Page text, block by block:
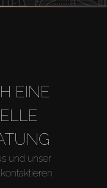
EINE
und unser